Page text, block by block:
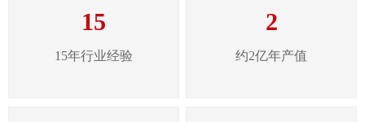
15
15年行业经验
2
约2亿年产值